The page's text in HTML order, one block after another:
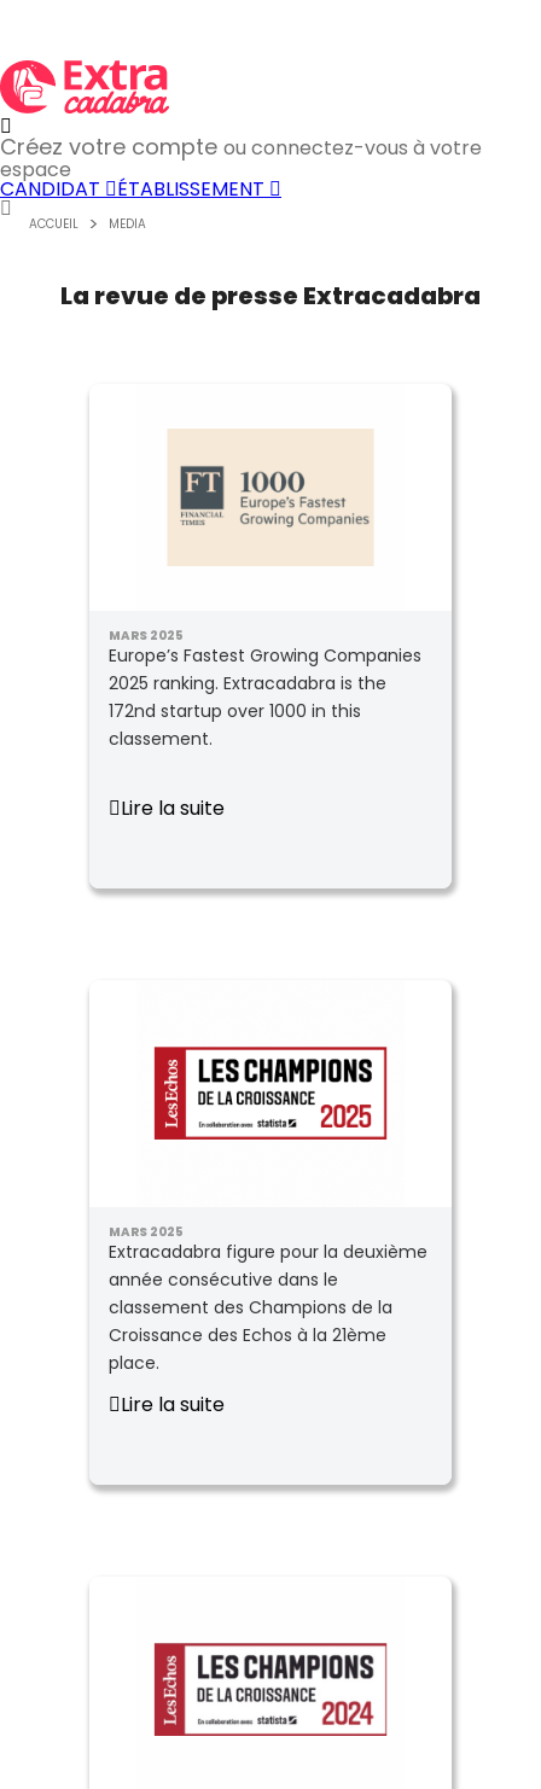
Créez votre compte ou connectez-vous à votre
espace
CANDIDAT ÉTABLISSEMENT
ACCUEIL MEDIA
La revue de presse Extracadabra
MARS 2025
Europe’s Fastest Growing Companies
2025 ranking. Extracadabra is the
172nd startup over 1000 in this
classement.
Lire la suite
MARS 2025
Extracadabra figure pour la deuxième
année consécutive dans le
classement des Champions de la
Croissance des Echos à la 21ème
place.
Lire la suite